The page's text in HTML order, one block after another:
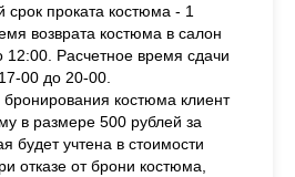
проката костюма - 1
возврата костюма в салон
12:00. Расчетное время сдачи
00 до 20-00.
костюма клиент
в размере 500 рублей за
будет учтена в стоимости
отказе от брони костюма,